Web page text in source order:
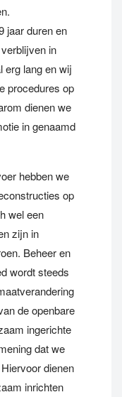
jaar duren en
in
erg lang en wij
procedures op
dienen we
in genaamd
hebben we
op
wel een
zijn in
Beheer en
wordt steeds
de openbare
ingerichte
dat we
dienen
inrichten